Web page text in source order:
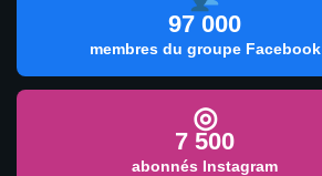
97 000
membres du groupe Facebook
◎
7 500
abonnés Instagram